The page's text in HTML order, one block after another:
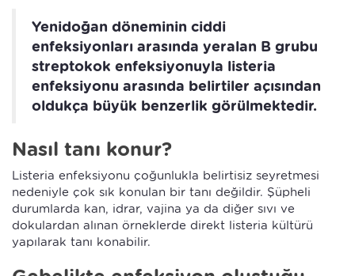
Yenidoğan döneminin ciddi
enfeksiyonları arasında yeralan B grubu
streptokok enfeksiyonuyla listeria
enfeksiyonu arasında belirtiler açısından
oldukça büyük benzerlik görülmektedir.
Nasıl tanı konur?
Listeria enfeksiyonu çoğunlukla belirtisiz seyretmesi
nedeniyle çok sık konulan bir tanı değildir. Şüpheli
durumlarda kan, idrar, vajina ya da diğer sıvı ve
dokulardan alınan örneklerde direkt listeria kültürü
yapılarak tanı konabilir.